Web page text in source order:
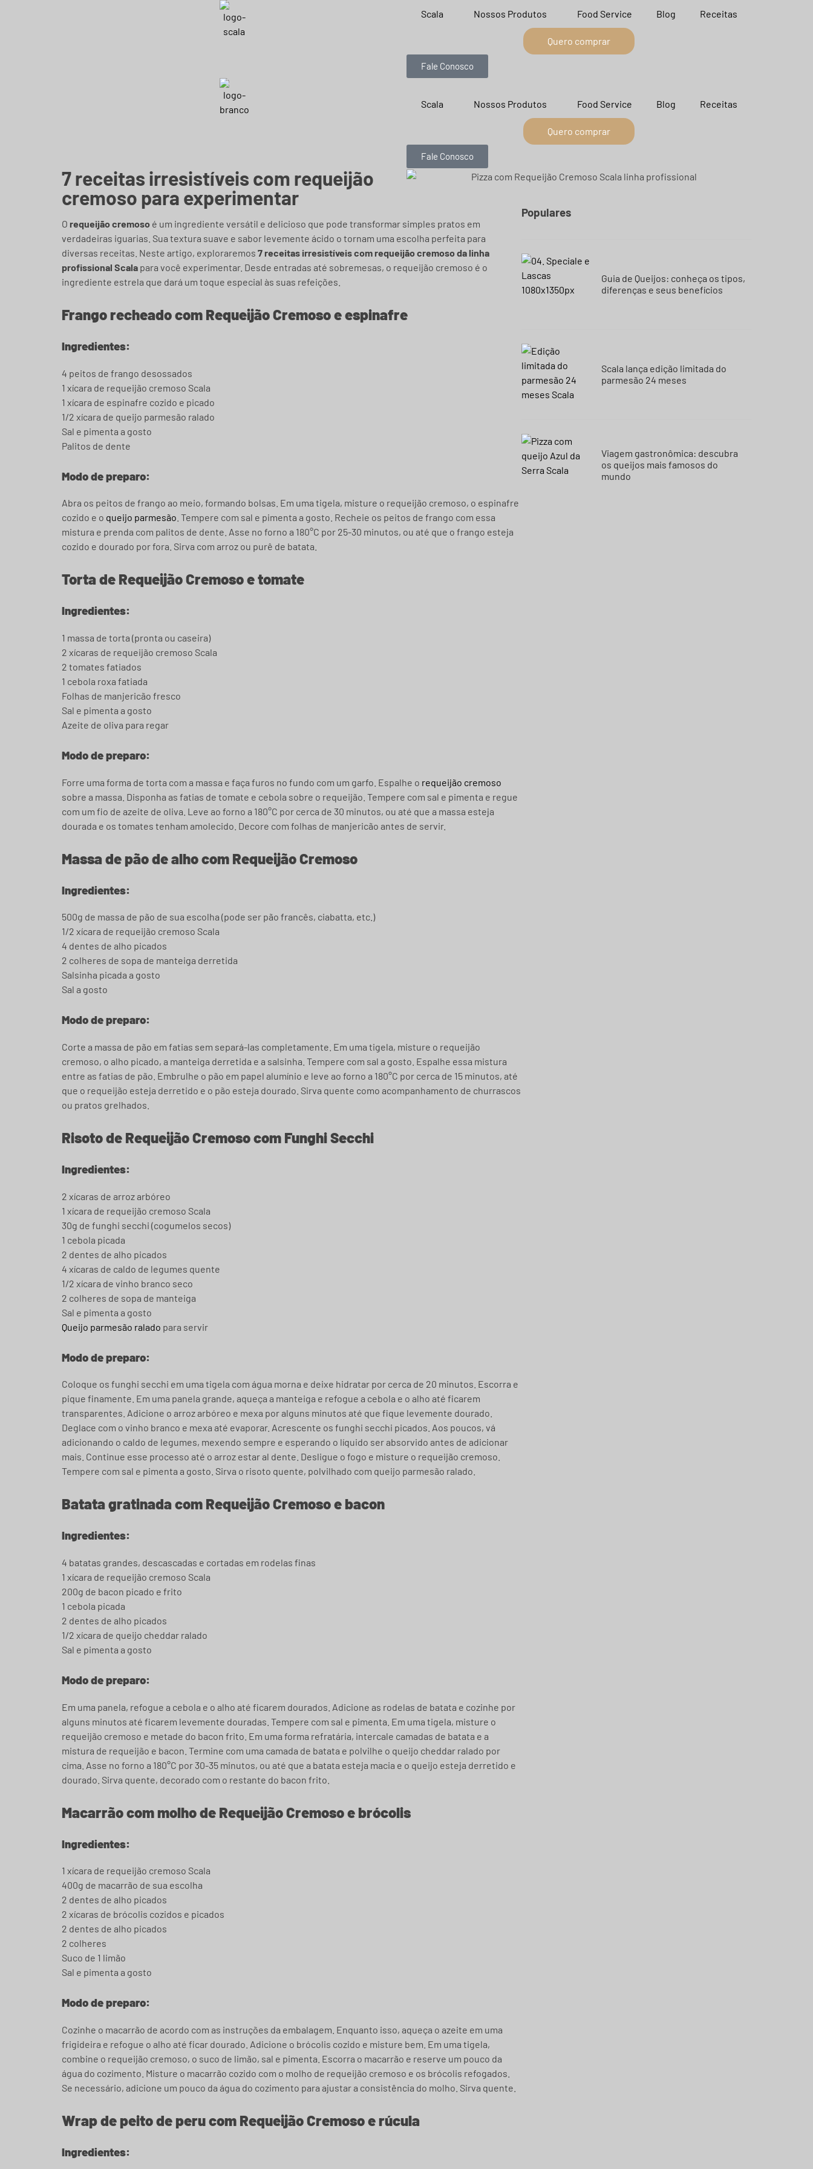
Scala Nossos Produtos Food Service Blog Receitas
Quero comprar
Fale Conosco
Scala Nossos Produtos Food Service Blog Receitas
Quero comprar
Fale Conosco
7 receitas irresistíveis com requeijão
cremoso para experimentar
O requeijão cremoso é um ingrediente versátil e delicioso que pode transformar simples pratos em
verdadeiras iguarias. Sua textura suave e sabor levemente ácido o tornam uma escolha perfeita para
diversas receitas. Neste artigo, exploraremos 7 receitas irresistíveis com requeijão cremoso da linha
profissional Scala para você experimentar. Desde entradas até sobremesas, o requeijão cremoso é o
ingrediente estrela que dará um toque especial às suas refeições.
Frango recheado com Requeijão Cremoso e espinafre
Ingredientes:
4 peitos de frango desossados
1 xícara de requeijão cremoso Scala
1 xícara de espinafre cozido e picado
1/2 xícara de queijo parmesão ralado
Sal e pimenta a gosto
Palitos de dente
Modo de preparo:
Abra os peitos de frango ao meio, formando bolsas. Em uma tigela, misture o requeijão cremoso, o espinafre
cozido e o queijo parmesão . Tempere com sal e pimenta a gosto. Recheie os peitos de frango com essa
mistura e prenda com palitos de dente. Asse no forno a 180°C por 25-30 minutos, ou até que o frango esteja
cozido e dourado por fora. Sirva com arroz ou purê de batata.
Torta de Requeijão Cremoso e tomate
Ingredientes:
1 massa de torta (pronta ou caseira)
2 xícaras de requeijão cremoso Scala
2 tomates fatiados
1 cebola roxa fatiada
Folhas de manjericão fresco
Sal e pimenta a gosto
Azeite de oliva para regar
Modo de preparo:
Forre uma forma de torta com a massa e faça furos no fundo com um garfo. Espalhe o requeijão cremoso
sobre a massa. Disponha as fatias de tomate e cebola sobre o requeijão. Tempere com sal e pimenta e regue
com um fio de azeite de oliva. Leve ao forno a 180°C por cerca de 30 minutos, ou até que a massa esteja
dourada e os tomates tenham amolecido. Decore com folhas de manjericão antes de servir.
Massa de pão de alho com Requeijão Cremoso
Ingredientes:
500g de massa de pão de sua escolha (pode ser pão francês, ciabatta, etc.)
1/2 xícara de requeijão cremoso Scala
4 dentes de alho picados
2 colheres de sopa de manteiga derretida
Salsinha picada a gosto
Sal a gosto
Modo de preparo:
Corte a massa de pão em fatias sem separá-las completamente. Em uma tigela, misture o requeijão
cremoso, o alho picado, a manteiga derretida e a salsinha. Tempere com sal a gosto. Espalhe essa mistura
entre as fatias de pão. Embrulhe o pão em papel alumínio e leve ao forno a 180°C por cerca de 15 minutos, até
que o requeijão esteja derretido e o pão esteja dourado. Sirva quente como acompanhamento de churrascos
ou pratos grelhados.
Risoto de Requeijão Cremoso com Funghi Secchi
Ingredientes:
2 xícaras de arroz arbóreo
1 xícara de requeijão cremoso Scala
30g de funghi secchi (cogumelos secos)
1 cebola picada
2 dentes de alho picados
4 xícaras de caldo de legumes quente
1/2 xícara de vinho branco seco
2 colheres de sopa de manteiga
Sal e pimenta a gosto
Queijo parmesão ralado para servir
Modo de preparo:
Coloque os funghi secchi em uma tigela com água morna e deixe hidratar por cerca de 20 minutos. Escorra e
pique finamente. Em uma panela grande, aqueça a manteiga e refogue a cebola e o alho até ficarem
transparentes. Adicione o arroz arbóreo e mexa por alguns minutos até que fique levemente dourado.
Deglace com o vinho branco e mexa até evaporar. Acrescente os funghi secchi picados. Aos poucos, vá
adicionando o caldo de legumes, mexendo sempre e esperando o líquido ser absorvido antes de adicionar
mais. Continue esse processo até o arroz estar al dente. Desligue o fogo e misture o requeijão cremoso.
Tempere com sal e pimenta a gosto. Sirva o risoto quente, polvilhado com queijo parmesão ralado.
Batata gratinada com Requeijão Cremoso e bacon
Ingredientes:
4 batatas grandes, descascadas e cortadas em rodelas finas
1 xícara de requeijão cremoso Scala
200g de bacon picado e frito
1 cebola picada
2 dentes de alho picados
1/2 xícara de queijo cheddar ralado
Sal e pimenta a gosto
Modo de preparo:
Em uma panela, refogue a cebola e o alho até ficarem dourados. Adicione as rodelas de batata e cozinhe por
alguns minutos até ficarem levemente douradas. Tempere com sal e pimenta. Em uma tigela, misture o
requeijão cremoso e metade do bacon frito. Em uma forma refratária, intercale camadas de batata e a
mistura de requeijão e bacon. Termine com uma camada de batata e polvilhe o queijo cheddar ralado por
cima. Asse no forno a 180°C por 30-35 minutos, ou até que a batata esteja macia e o queijo esteja derretido e
dourado. Sirva quente, decorado com o restante do bacon frito.
Macarrão com molho de Requeijão Cremoso e brócolis
Ingredientes:
1 xícara de requeijão cremoso Scala
400g de macarrão de sua escolha
2 dentes de alho picados
2 xícaras de brócolis cozidos e picados
2 dentes de alho picados
2 colheres
Suco de 1 limão
Sal e pimenta a gosto
Modo de preparo:
Cozinhe o macarrão de acordo com as instruções da embalagem. Enquanto isso, aqueça o azeite em uma
frigideira e refogue o alho até ficar dourado. Adicione o brócolis cozido e misture bem. Em uma tigela,
combine o requeijão cremoso, o suco de limão, sal e pimenta. Escorra o macarrão e reserve um pouco da
água do cozimento. Misture o macarrão cozido com o molho de requeijão cremoso e os brócolis refogados.
Se necessário, adicione um pouco da água do cozimento para ajustar a consistência do molho. Sirva quente.
Wrap de peito de peru com Requeijão Cremoso e rúcula
Ingredientes:
Populares
Guia de Queijos: conheça os tipos,
diferenças e seus benefícios
Scala lança edição limitada do
parmesão 24 meses
Viagem gastronômica: descubra
os queijos mais famosos do
mundo